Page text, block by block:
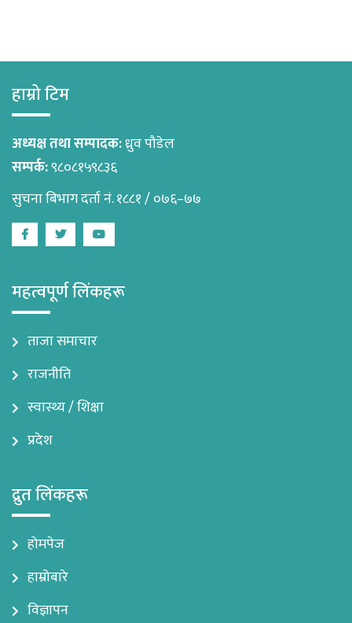
हाम्रो टिम
अध्यक्ष तथा सम्पादक:ध्रुव पौडेल
सम्पर्क:९८०८१५९८३६
सुचना बिभाग दर्ता नं. १८८१ / ०७६–७७
FacebookTwitterYoutube
महत्वपूर्ण लिंकहरू
ताजा समाचार
राजनीति
स्वास्थ्य / शिक्षा
प्रदेश
द्रुत लिंकहरू
होमपेज
हाम्रोबारे
विज्ञापन